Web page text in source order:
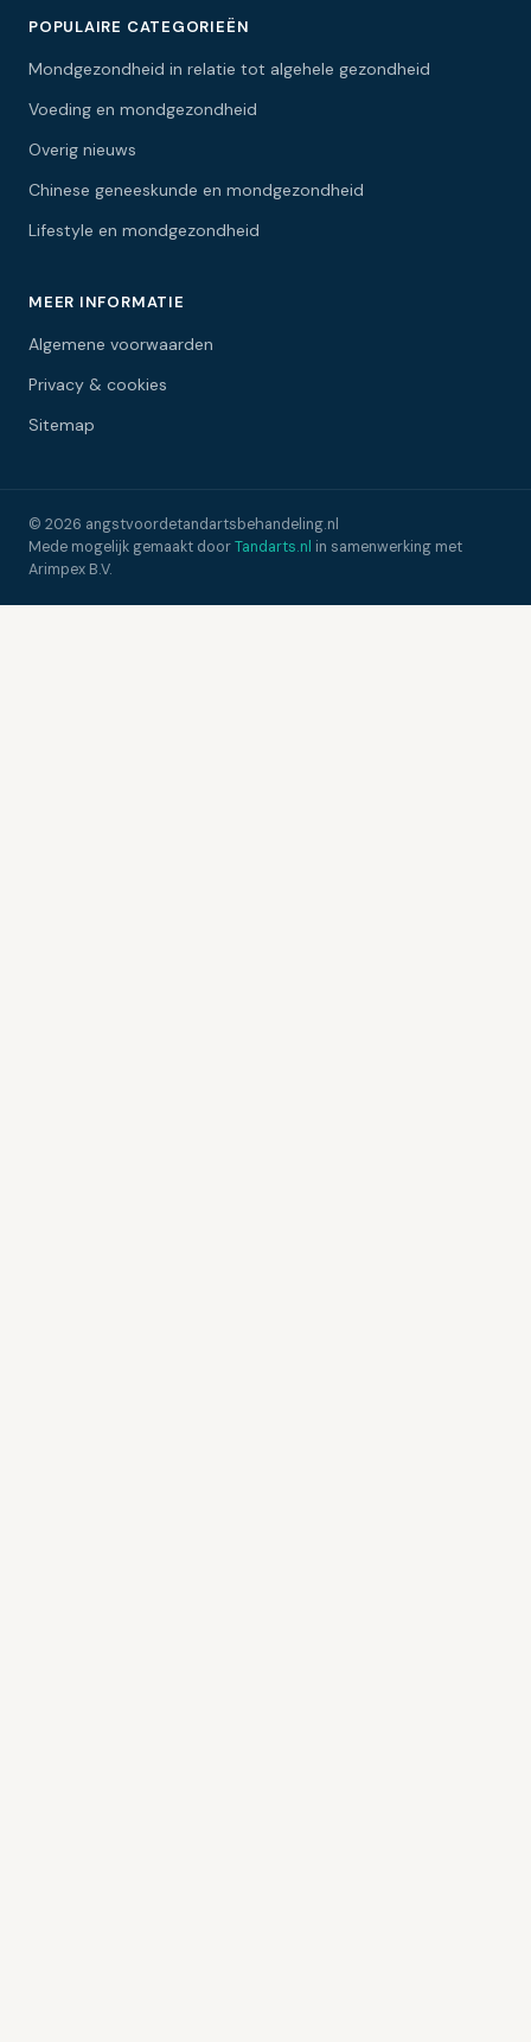
POPULAIRE CATEGORIEËN
Mondgezondheid in relatie tot algehele gezondheid
Voeding en mondgezondheid
Overig nieuws
Chinese geneeskunde en mondgezondheid
Lifestyle en mondgezondheid
MEER INFORMATIE
Algemene voorwaarden
Privacy & cookies
Sitemap
© 2026 angstvoordetandartsbehandeling.nl
Mede mogelijk gemaakt doorTandarts.nl in samenwerking met
Arimpex B.V.